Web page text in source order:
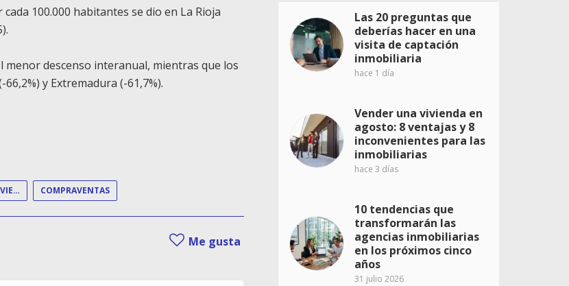
cada 100.000 habitantes se dio en La Rioja
descenso interanual, mientras que los
y Extremadura (-61,7%).
COMPRAVENTA VIVIENDA COMPRAVENTAS
Me gusta
Las 20 preguntas que
deberías hacer en una
visita de captación
inmobiliaria
hace 1 día
Vender una vivienda en
agosto: 8 ventajas y 8
inconvenientes para las
inmobiliarias
hace 3 días
10 tendencias que
transformarán las
agencias inmobiliarias
en los próximos cinco
años
31 julio 2026